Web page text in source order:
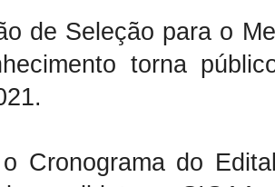
de Seleção para o
torna
Cronograma do